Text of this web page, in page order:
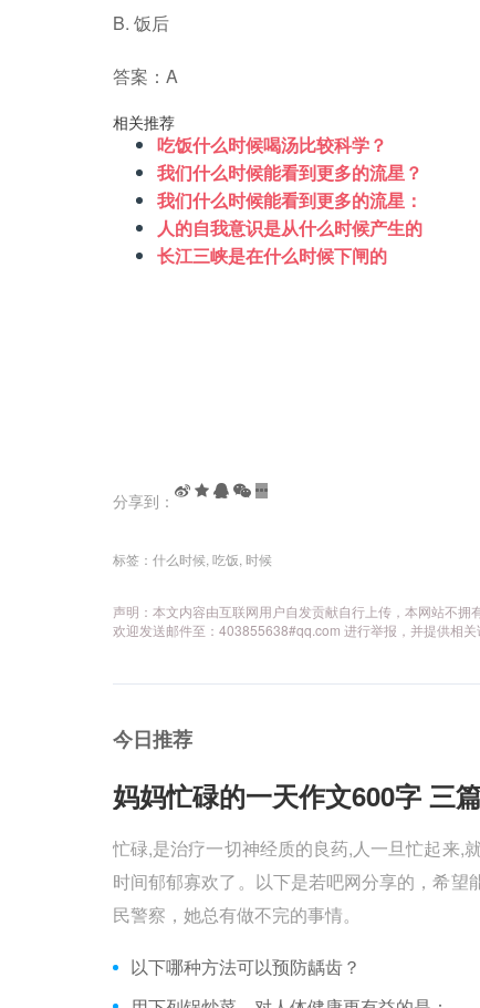
B. 饭后
答案：A
相关推荐
吃饭什么时候喝汤比较科学？
我们什么时候能看到更多的流星？
我们什么时候能看到更多的流星：
人的自我意识是从什么时候产生的
长江三峡是在什么时候下闸的
分享到：
标签： 什么时候 吃饭 时候
声明：本文内容由互联网用户自发贡献自行上传，本网站不
欢迎发送邮件至：403855638#qq.com 进行举报，并提供相
今日推荐
妈妈忙碌的一天作文600字 三篇
忙碌,是治疗一切神经质的良药,人一旦忙起来,
时间郁郁寡欢了。以下是若吧网分享的，希
民警察，她总有做不完的事情。
以下哪种方法可以预防龋齿？